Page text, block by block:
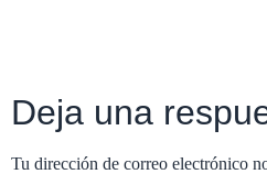
Deja una
Tu dirección de correo electrónico